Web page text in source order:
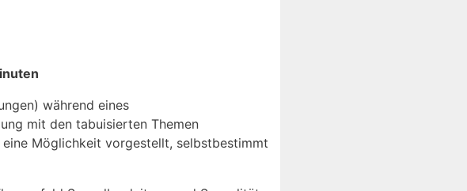
während eines
mit den tabuisierten Themen
Möglichkeit vorgestellt, selbstbestimmt